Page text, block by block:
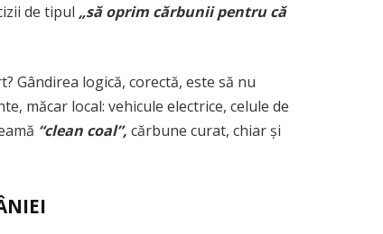
de tipul „să oprim cărbunii pentru că
Gândirea logică, corectă, este să nu
măcar local: vehicule electrice, celule de
“clean coal”, cărbune curat, chiar și